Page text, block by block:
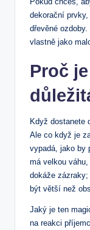
dekorační prvky,
dřevěné
vlastně jako
Proč
Když dostanete
Ale co když je
vypadá, jako by
má velkou
dokáže
být větší než
Jaký je ten
na reakci